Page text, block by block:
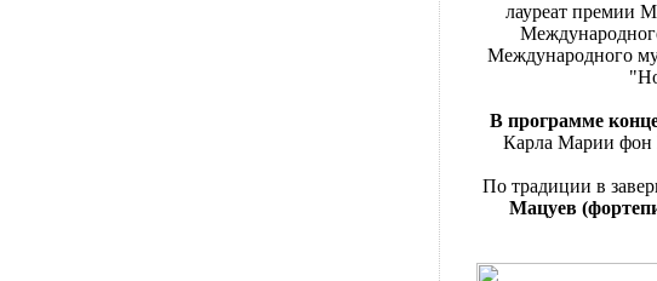
лауреат премии
Международного
В программе
Карла Марии фон
По традиции в
Мацуев